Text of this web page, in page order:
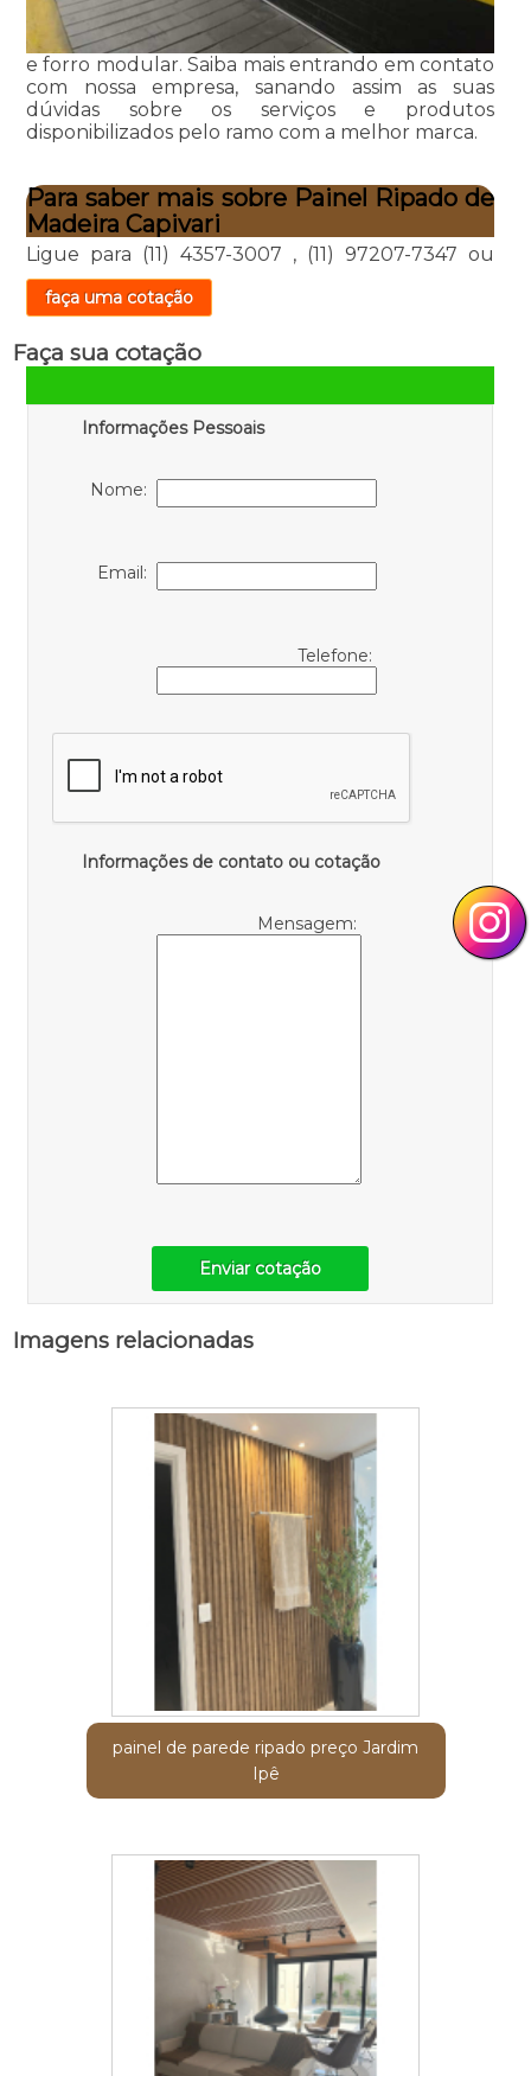
e forro modular. Saiba mais entrando em contato
com nossa empresa, sanando assim as suas
dúvidas sobre os serviços e produtos
disponibilizados pelo ramo com a melhor marca.
Para saber mais sobre Painel Ripado de
Madeira Capivari
Ligue para (11) 4357-3007 , (11) 97207-7347 ou
faça uma cotação
Faça sua cotação
Informações Pessoais
Nome:
Email:
Telefone:
Informações de contato ou cotação
Mensagem:
Enviar cotação
Imagens relacionadas
painel de parede ripado preço Jardim
Ipê